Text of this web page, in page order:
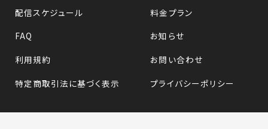
配信スケジュール
料金プラン
FAQ
お知らせ
利用規約
お問い合わせ
特定商取引法に基づく表示
プライバシーポリシー